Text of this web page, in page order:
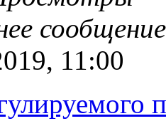
11:00